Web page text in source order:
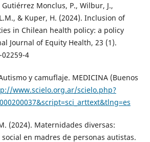
Monclus, P., Wilbur, J.,
& Kuper, H. (2024). Inclusion of
in Chilean health policy: a policy
Journal of Equity Health, 23 (1).
4
y camuflaje. MEDICINA (Buenos
www.scielo.org.ar/scielo.php?
(2024). Maternidades diversas:
en madres de personas autistas.